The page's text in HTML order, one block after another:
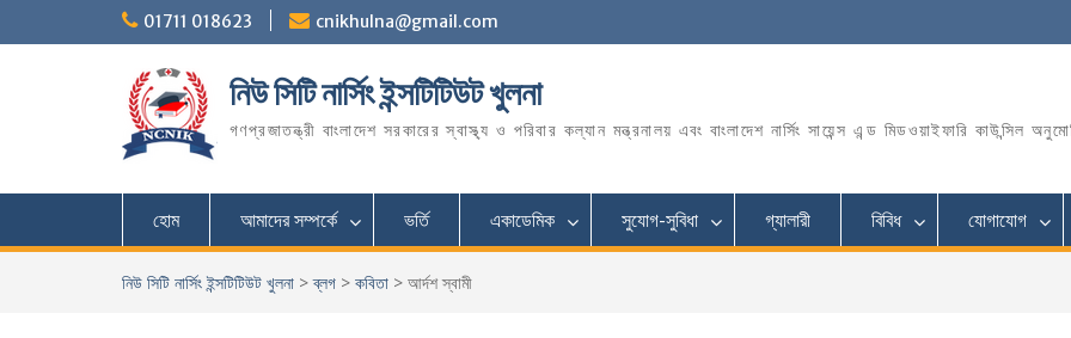
01711 018623 cnikhulna@gmail.com
নিউ সিটি নার্সিং ইন্সটিটিউট খুলনা
গণপ্রজাতন্ত্রী বাংলাদেশ সরকারের স্বাস্থ্য ও পরিবার কল্যান মন্ত্রনালয় এবং বাংলাদেশ নার্সিং সায়েন্স এন্ড মিডওয়াইফারি কাউন্সিল
হোম আমাদের সম্পর্কে ভর্তি একাডেমিক সুযোগ-সুবিধা গ্যালারী বিবিধ যোগাযোগ
নিউ সিটি নার্সিং ইন্সটিটিউট খুলনা >ব্লগ > কবিতা > আর্দশ স্বামী